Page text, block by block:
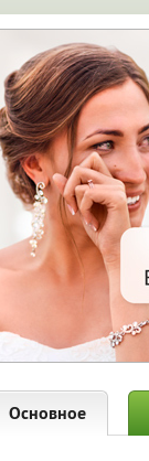
Основное